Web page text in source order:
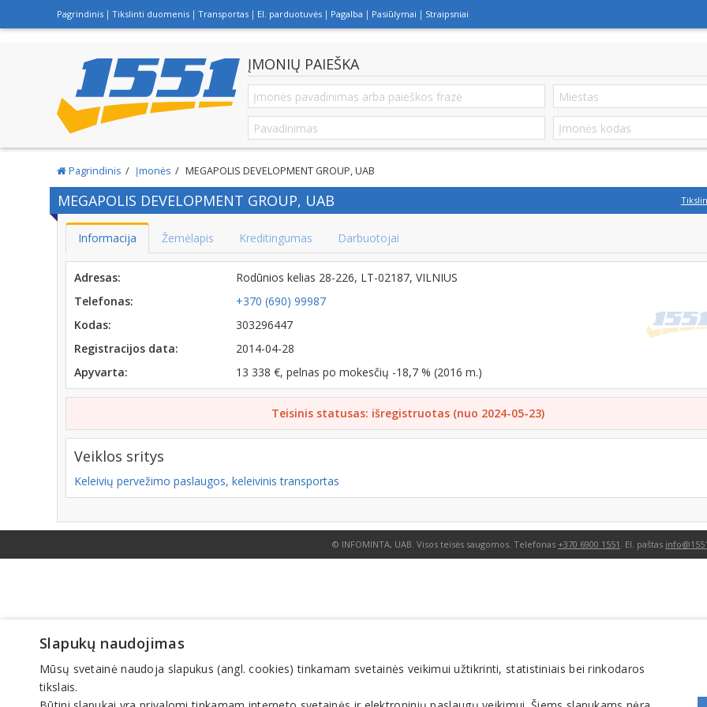
Pagrindinis Tikslinti duomenis Transportas El. parduotuvės Pagalba Pasiūlymai Straipsniai
ĮMONIŲ PAIEŠKA
Pagrindinis Įmonės MEGAPOLIS DEVELOPMENT GROUP, UAB
MEGAPOLIS DEVELOPMENT GROUP, UAB
Informacija Žemėlapis Kreditingumas Darbuotojai
Adresas:
Rodūnios kelias 28-226, LT-02187, VILNIUS
Telefonas:
+370 (690) 99987
Kodas:
303296447
Registracijos data:
2014-04-28
Apyvarta:
13 338 €, pelnas po mokesčių -18,7 % (2016 m.)
Teisinis statusas: išregistruotas (nuo 2024-05-23)
Veiklos sritys
Keleivių pervežimo paslaugos, keleivinis transportas
© INFOMINTA, UAB. Visos teisės saugomos. Telefonas +370 6900 1551 . El. paštas
Slapukų naudojimas
Mūsų svetainė naudoja slapukus (angl. cookies) tinkamam svetainės veikimui užtikrinti, statistiniais bei rinkodaros
tikslais.